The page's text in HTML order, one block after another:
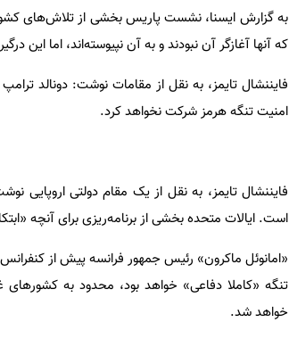
به گزارش ایسنا، نشست پاریس بخشی از تلاش‌های
که آنها آغازگر آن نبودند و به آن نپیوسته‌اند، اما این
فایننشال تایمز، به نقل از مقامات نوشت: دونالد
امنیت تنگه هرمز شرکت نخواهد کرد.
فایننشال تایمز، به نقل از یک مقام دولتی اروپایی
است. ایالات متحده بخشی از برنامه‌ریزی برای آنچه
«امانوئل ماکرون» رئیس جمهور فرانسه پیش از
تنگه «کاملا دفاعی» خواهد بود، محدود به
خواهد شد.